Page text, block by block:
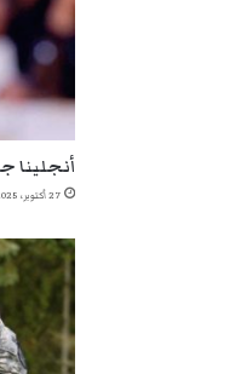
أنجلينا
27 أكتوبر، 2025